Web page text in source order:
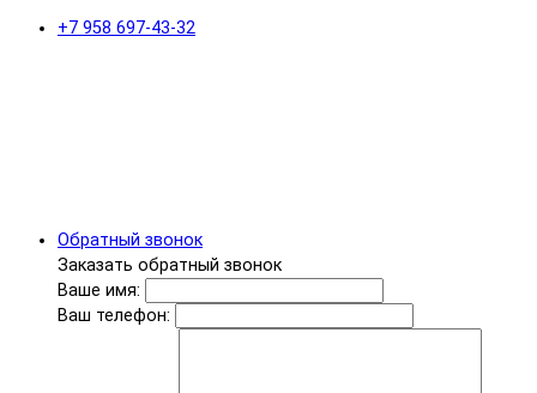
+7 958 697-43-32
Обратный звонок
Заказать обратный звонок
Ваше имя:
Ваш телефон: